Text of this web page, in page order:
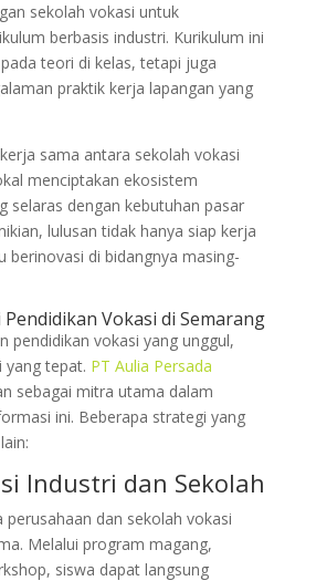
sekolah vokasi untuk
berbasis industri. Kurikulum ini
teori di kelas, tetapi juga
praktik kerja lapangan yang
sama antara sekolah vokasi
menciptakan ekosistem
selaras dengan kebutuhan pasar
lulusan tidak hanya siap kerja
berinovasi di bidangnya masing-
Vokasi di Semarang
pendidikan vokasi yang unggul,
yang tepat. PT Aulia Persada
sebagai mitra utama dalam
ini. Beberapa strategi yang
Industri dan Sekolah
perusahaan dan sekolah vokasi
Melalui program magang,
siswa dapat langsung